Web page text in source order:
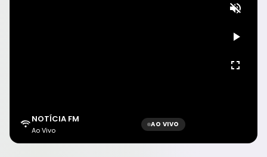
NOTÍCIA FM
Ao Vivo
AO VIVO